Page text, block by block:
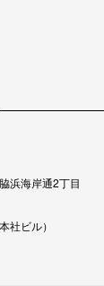
浜海岸通2丁目
社ビル）